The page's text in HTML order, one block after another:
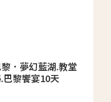
．夢幻藍湖.教堂
巴黎饗宴10天